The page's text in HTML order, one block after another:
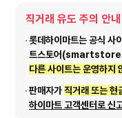
직거래 유도 주의 안내
롯데하이마트는 공식
트스토어
다른 사이트는 운영하지
판매자가직거래 또는 현
하이마트 고객센터로 신